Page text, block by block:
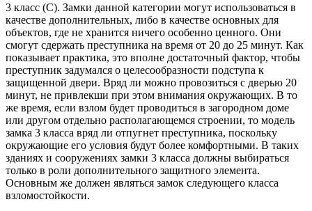
3 класс (C). Замки данной категории могут использоваться в
качестве дополнительных, либо в качестве основных для
объектов, где не хранится ничего особенно ценного. Они
смогут сдержать преступника на время от 20 до 25 минут. Как
показывает практика, это вполне достаточный фактор, чтобы
преступник задумался о целесообразности подступа к
защищенной двери. Вряд ли можно провозиться с дверью 20
минут, не привлекши при этом внимания окружающих. В то
же время, если взлом будет проводиться в загородном доме
или другом отдельно располагающемся строении, то модель
замка 3 класса вряд ли отпугнет преступника, поскольку
окружающие его условия будут более комфортными. В таких
зданиях и сооружениях замки 3 класса должны выбираться
только в роли дополнительного защитного элемента.
Основным же должен являться замок следующего класса
взломостойкости.